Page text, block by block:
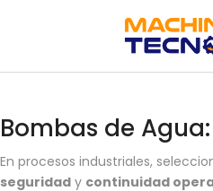
Bombas de
En procesos industriales,
seguridad y continuidad